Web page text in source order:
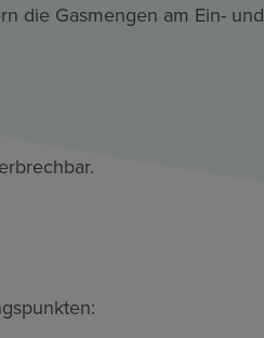
die Gasmengen am Ein- und